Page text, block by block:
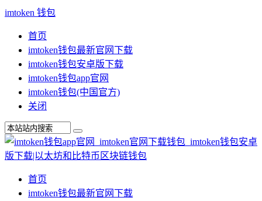
imtoken 钱包
首页
imtoken钱包最新官网下载
imtoken钱包安卓版下载
imtoken钱包app官网
imtoken钱包(中国官方)
关闭
首页
imtoken钱包最新官网下载